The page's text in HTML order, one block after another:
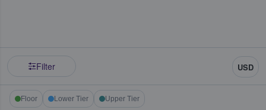
Filter USD
Floor Lower Tier Upper Tier